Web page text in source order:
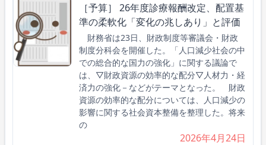
［予算］ 26年度診療報酬改定、配置基
準の柔軟化「変化の兆しあり」と評価
財務省は23日、財政制度等審議会・財政
制度分科会を開催した。「人口減少社会の中
での総合的な国力の強化」に関する議論で
は、▽財政資源の効率的な配分▽人材力・経
済力の強化－などがテーマとなった。 財政
資源の効率的な配分については、人口減少の
影響に関する社会資本整備を整理した。将来
の
2026年4月24日